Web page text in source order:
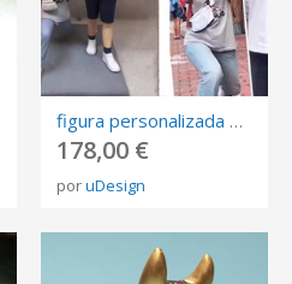
figura personalizada de fotos, 3D retrato Biscuit, muñeca de arte mini me personalizada
178,00 €
poruDesign